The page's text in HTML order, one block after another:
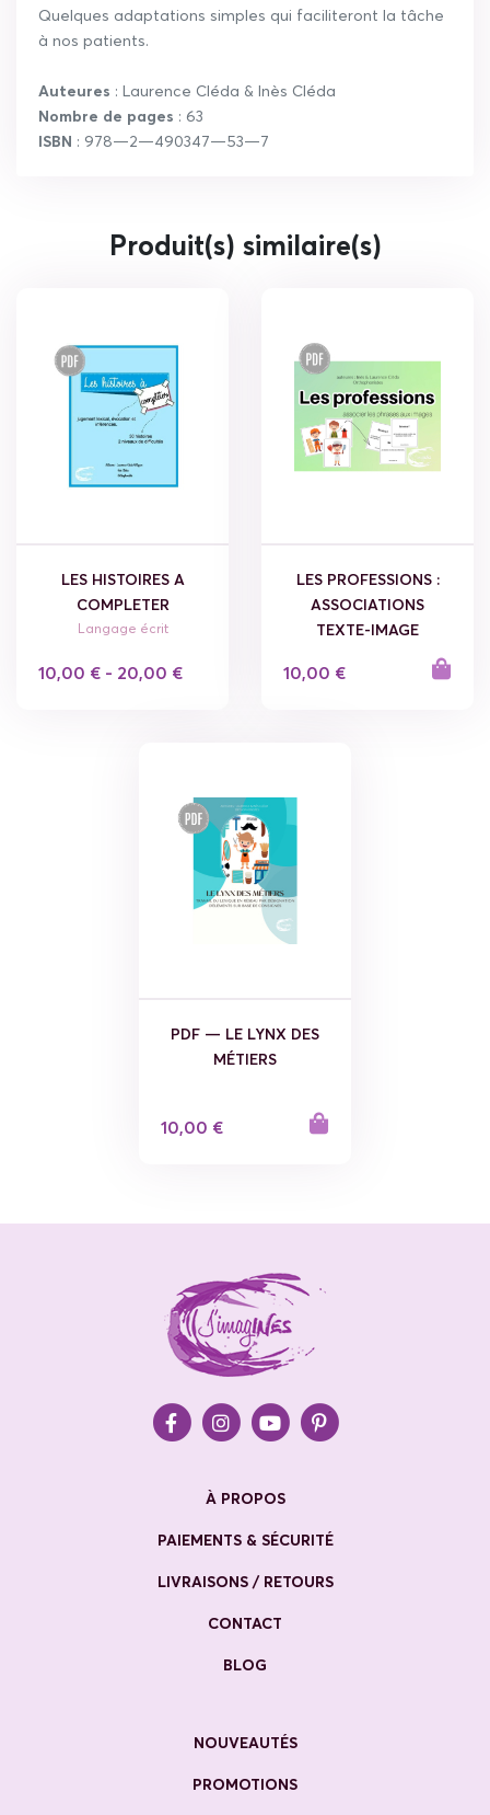
Quelques adaptations simples qui faciliteront la tâche
à nos patients.
Auteures : Laurence Cléda & Inès Cléda
Nombre de pages : 63
ISBN : 978—2—490347—53—7
Produit(s) similaire(s)
LES HISTOIRES A
COMPLETER
Langage écrit
10,00 € - 20,00 €
LES PROFESSIONS :
ASSOCIATIONS
TEXTE-IMAGE
10,00 €
PDF — LE LYNX DES
MÉTIERS
10,00 €
À PROPOS
PAIEMENTS & SÉCURITÉ
LIVRAISONS / RETOURS
CONTACT
BLOG
NOUVEAUTÉS
PROMOTIONS